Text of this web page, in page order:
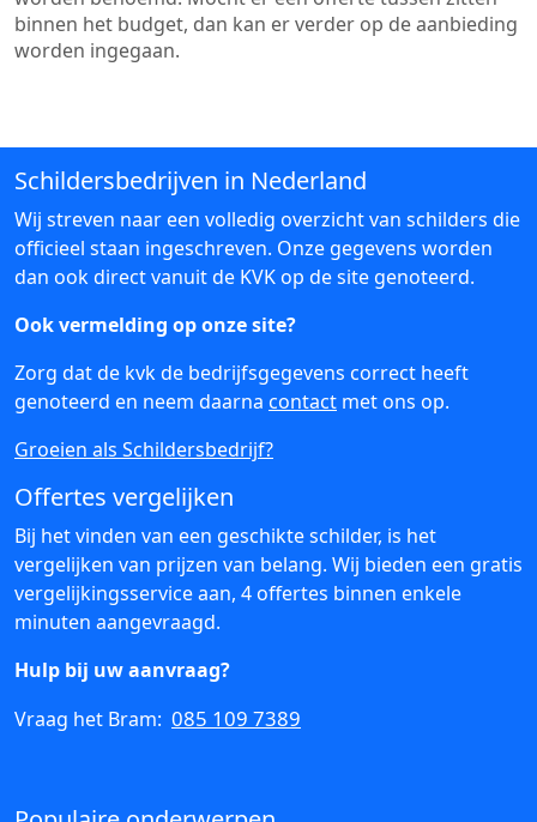
binnen het budget, dan kan er verder op de aanbieding
worden ingegaan.
Schildersbedrijven in Nederland
Wij streven naar een volledig overzicht van schilders die
officieel staan ingeschreven. Onze gegevens worden
dan ook direct vanuit de KVK op de site genoteerd.
Ook vermelding op onze site?
Zorg dat de kvk de bedrijfsgegevens correct heeft
genoteerd en neem daarna contact met ons op.
Groeien als Schildersbedrijf?
Offertes vergelijken
Bij het vinden van een geschikte schilder, is het
vergelijken van prijzen van belang. Wij bieden een gratis
vergelijkingsservice aan, 4 offertes binnen enkele
minuten aangevraagd.
Hulp bij uw aanvraag?
Vraag het Bram: 085 109 7389